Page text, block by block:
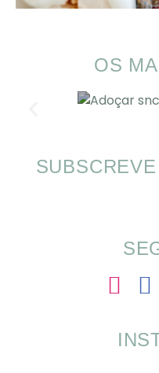
OS
Alimentação nas